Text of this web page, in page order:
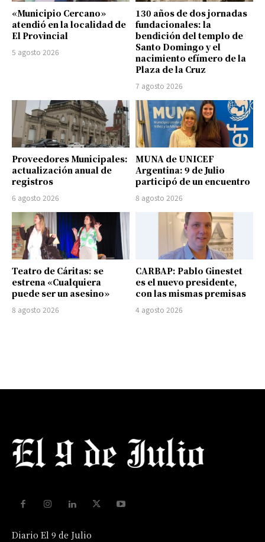
«Municipio Cercano»
atendió en la localidad de
El Provincial
5 agosto 2026
130 años de dos jornadas
fundacionales: la
bendición del templo de
Santo Domingo y el
nacimiento efímero de la
Plaza de la Cruz
7 agosto 2026
Proveedores Municipales:
actualización anual de
registros
6 agosto 2026
MUNA de UNICEF
Argentina: 9 de Julio
participó de un encuentro
8 agosto 2026
Teatro de Cáritas: se
estrena «Cualquiera
puede ser un asesino»
8 agosto 2026
CARBAP: Pablo Ginestet
es el nuevo presidente,
con las mismas premisas
4 agosto 2026
Diario El 9 de Julio